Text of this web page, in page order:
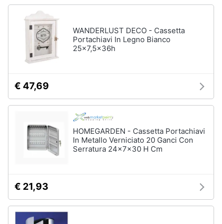
Vedi
Mobili
bagno
Divani
Comodini
Complementi
decorazioni
WANDERLUST DECO - Cassetta
Portachiavi In Legno Bianco
25x7,5x36h
€ 47,69
HOMEGARDEN - Cassetta Portachiavi
In Metallo Verniciato 20 Ganci Con
Serratura 24x7x30 H Cm
€ 21,93